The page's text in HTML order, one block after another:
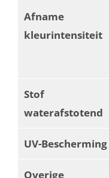
Afname
kleurintensiteit
Stof
waterafstotend
UV-Bescherming
Overige